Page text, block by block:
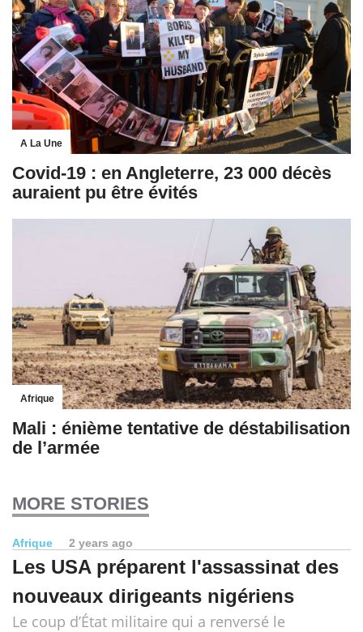
A La Une
Covid-19 : en Angleterre, 23 000 décès
auraient pu être évités
Afrique
Mali : énième tentative de déstabilisation
de l’armée
MORE STORIES
Afrique 2 years ago
Les USA préparent l'assassinat des
nouveaux dirigeants nigériens
Le coup d’État militaire qui a renversé le